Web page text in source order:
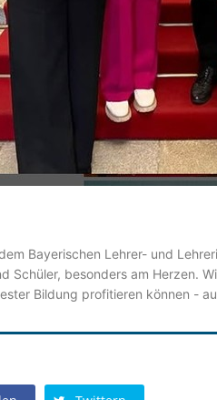
Bayerischen Lehrer- und
Schüler, besonders am Herzen.
Bildung profitieren können -